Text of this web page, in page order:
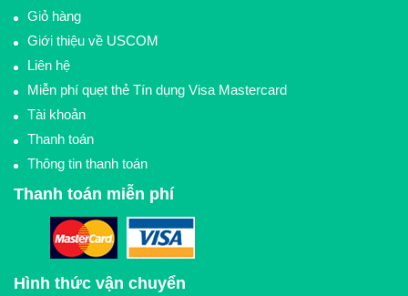
Giỏ hàng
Giới thiệu về USCOM
Liên hệ
Miễn phí quẹt thẻ Tín dụng Visa Mastercard
Tài khoản
Thanh toán
Thông tin thanh toán
Thanh toán miễn phí
Hình thức vận chuyển